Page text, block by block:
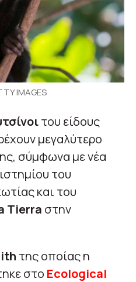
IMAGES
του είδους
μεγαλύτερο
σύμφωνα με νέα
του
και του
Tierra στην
της οποίας η
στο Ecological